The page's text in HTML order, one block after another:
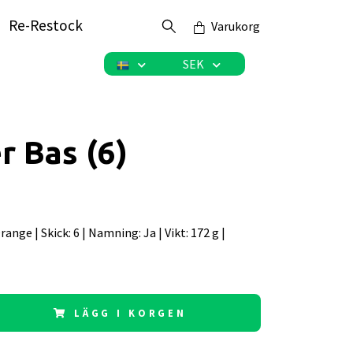
Re-Restock Varukorg
SEK
Bas (6)
| Skick: 6 | Namning: Ja | Vikt: 172 g |
LÄGG I KORGEN